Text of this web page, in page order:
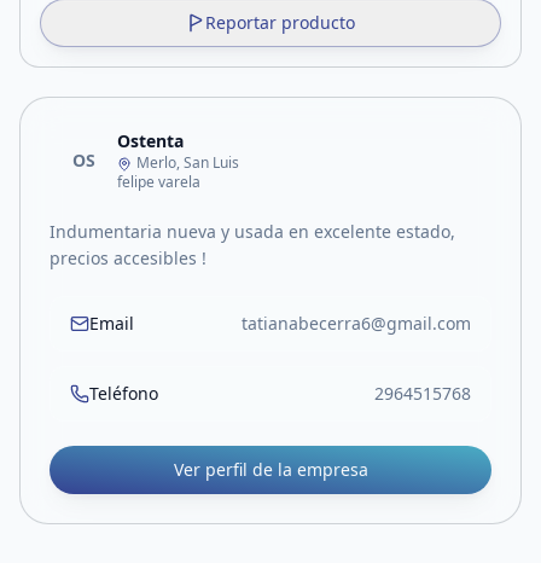
Reportar producto
OS
Ostenta
Merlo, San Luis
felipe varela
Indumentaria nueva y usada en excelente estado,
precios accesibles !
Email tatianabecerra6@gmail.com
Teléfono 2964515768
Ver perfil de la empresa